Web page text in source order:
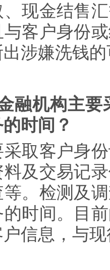
现金结售
与客户身份
涉嫌洗钱
融机构主
时间？
取客户身
料及交易记
。检测及
的时间。目
信息，与